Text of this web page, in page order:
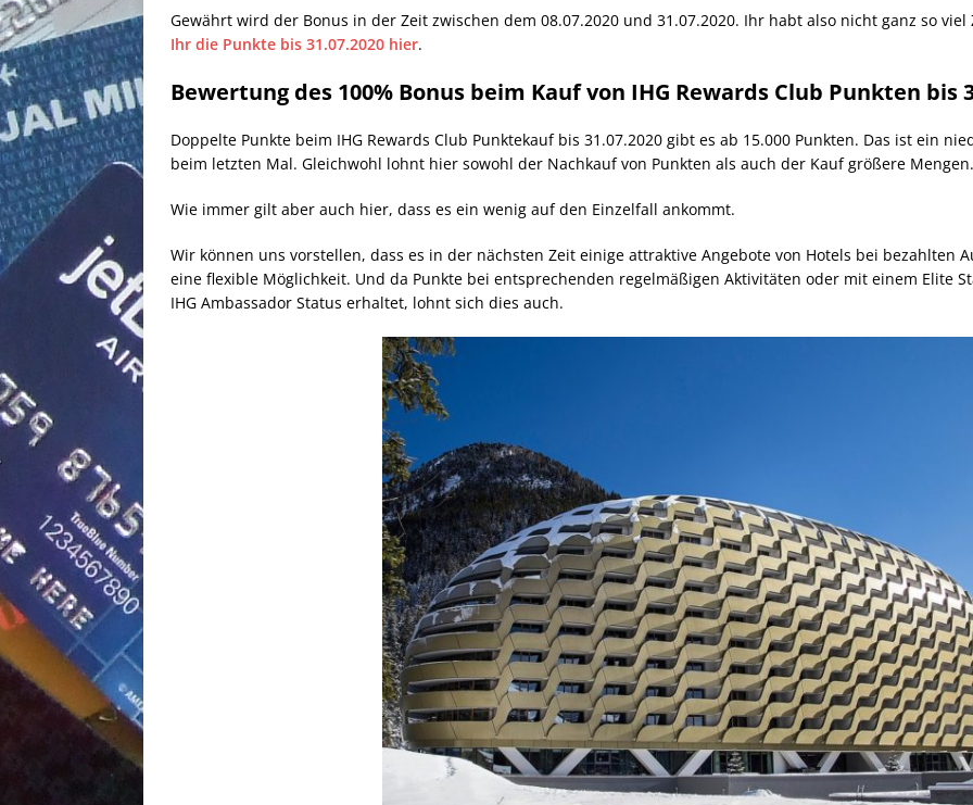
Gewährt wird der Bonus in der Zeit zwischen dem 08.07.2020 und 31.07.2020. Ihr habt also nicht ganz so
Ihr die Punkte bis 31.07.2020 hier.
Bewertung des 100% Bonus beim Kauf von IHG Rewards Club Punkten bis
Doppelte Punkte beim IHG Rewards Club Punktekauf bis 31.07.2020 gibt es ab 15.000 Punkten. Das ist ein
beim letzten Mal. Gleichwohl lohnt hier sowohl der Nachkauf von Punkten als auch der Kauf größere Mengen.
Wie immer gilt aber auch hier, dass es ein wenig auf den Einzelfall ankommt.
Wir können uns vorstellen, dass es in der nächsten Zeit einige attraktive Angebote von Hotels bei bezahlten
eine flexible Möglichkeit. Und da Punkte bei entsprechenden regelmäßigen Aktivitäten oder mit einem Elite
IHG Ambassador Status erhaltet, lohnt sich dies auch.